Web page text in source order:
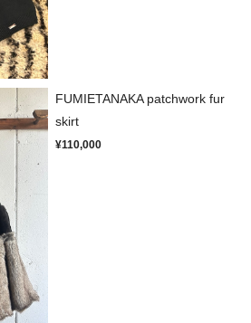
FUMIETANAKA patchwork fur
skirt
¥110,000